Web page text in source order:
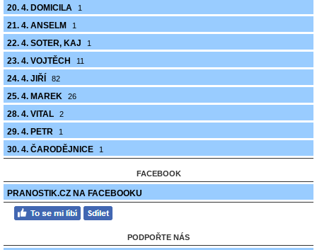
20. 4. DOMICILA 1
21. 4. ANSELM 1
22. 4. SOTER, KAJ 1
23. 4. VOJTĚCH 11
24. 4. JIŘÍ 82
25. 4. MAREK 26
28. 4. VITAL 2
29. 4. PETR 1
30. 4. ČARODĚJNICE 1
FACEBOOK
PRANOSTIK.CZ NA FACEBOOKU
PODPOŘTE NÁS